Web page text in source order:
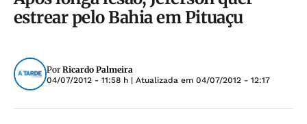
estrear pelo Bahia em Pituaçu
Por Ricardo Palmeira
04/07/2012 - 11:58 h | Atualizada em 04/07/2012 - 12:17